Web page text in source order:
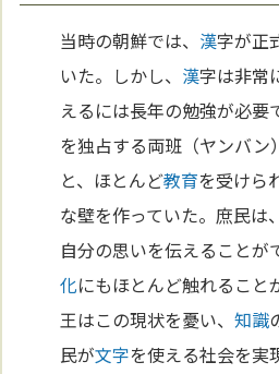
当時の朝鮮では、 漢字が正
いた。しかし、 漢字は非常
えるには長年の勉強が必要
を独占する両班（ヤンバン
と、ほとんど教育を受けら
な壁を作っていた。庶民は
自分の思いを伝えることが
化にもほとんど触れること
王はこの現状を憂い、知識
民が文字を使える社会を実